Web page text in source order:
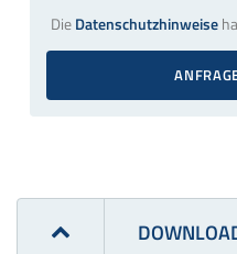
DieDatenschutzhinweise